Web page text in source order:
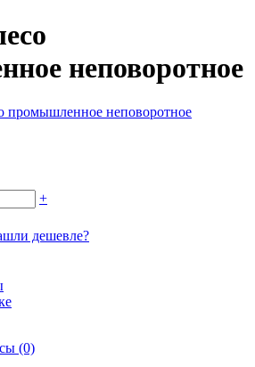
неповоротное
+
дешевле?
(0)